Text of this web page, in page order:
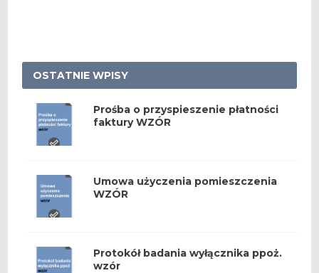
OSTATNIE WPISY
Prośba o przyspieszenie płatności
faktury WZÓR
Umowa użyczenia pomieszczenia
WZÓR
Protokół badania wyłącznika ppoż.
wzór